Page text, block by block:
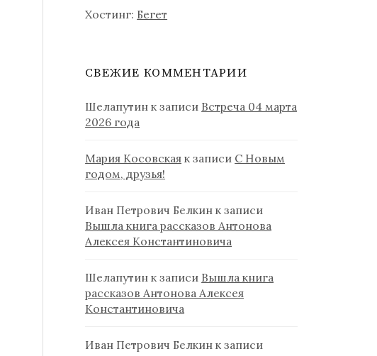
Хостинг: Бегет
СВЕЖИЕ КОММЕНТАРИИ
Шелапутин к записи Встреча 04 марта
2026 года
Мария Косовская к записи С Новым
годом, друзья!
Иван Петрович Белкин к записи
Вышла книга рассказов Антонова
Алексея Константиновича
Шелапутин к записи Вышла книга
рассказов Антонова Алексея
Константиновича
Иван Петрович Белкин к записи